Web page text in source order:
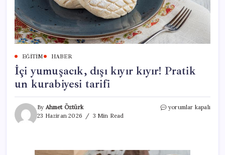
EĞITIM HABER
İçi yumuşacık, dışı kıyır kıyır! Pratik
un kurabiyesi tarifi
By Ahmet Öztürk
23 Haziran 2026
3 Min Read
İçi
Pratik
yorumlar kapalı